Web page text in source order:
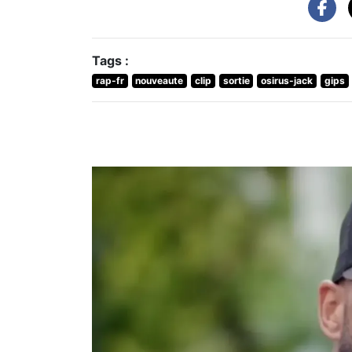
Tags :
rap-fr nouveaute clip sortie osirus-jack gips